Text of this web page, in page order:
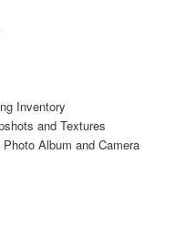
Inventory
and Textures
Album and Camera